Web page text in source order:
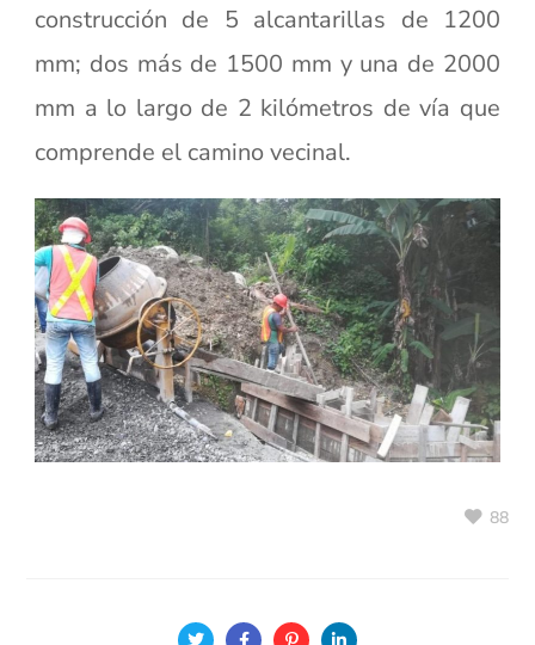
construcción de 5 alcantarillas de 1200
mm; dos más de 1500 mm y una de 2000
mm a lo largo de 2 kilómetros de vía que
comprende el camino vecinal.
88